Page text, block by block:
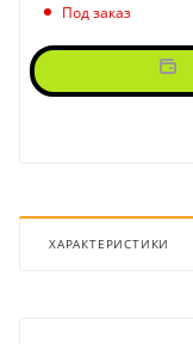
Под заказ
ХАРАКТЕРИСТИКИ